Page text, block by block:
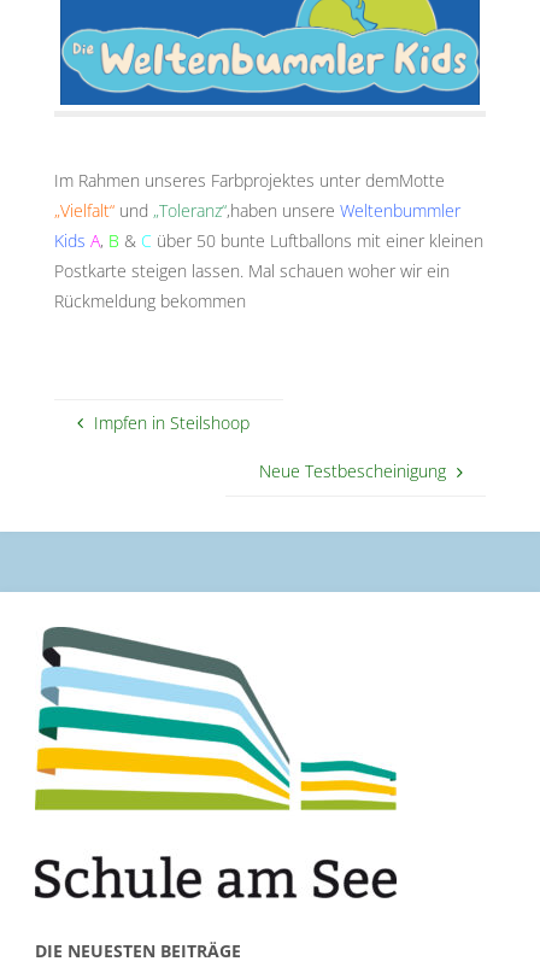
Im Rahmen unseres Farbprojektes unter demMotte
„Vielfalt“und „Toleranz“,haben unsere Weltenbummler
Kids A, B & C über 50 bunte Luftballons mit einer kleinen
Postkarte steigen lassen. Mal schauen woher wir ein
Rückmeldung bekommen
Impfen in Steilshoop
Neue Testbescheinigung
DIE NEUESTEN BEITRÄGE